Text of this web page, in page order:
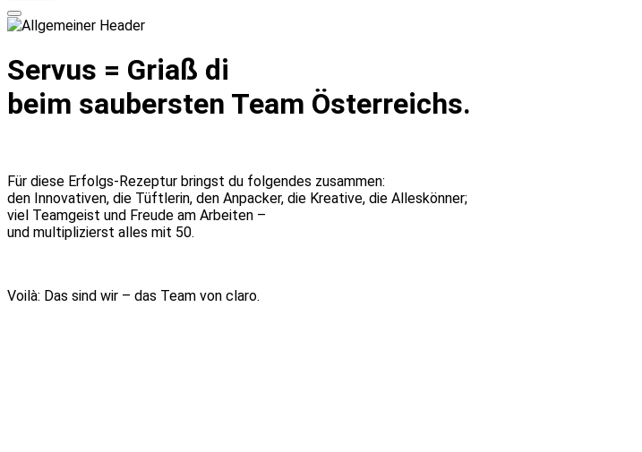
Servus = Griaß di
beim saubersten Team Österreichs.
Für diese Erfolgs-Rezeptur bringst du folgendes zusammen:
den Innovativen, die Tüftlerin, den Anpacker, die Kreative, die Alleskönner;
viel Teamgeist und Freude am Arbeiten –
und multiplizierst alles mit 50.
Voilà: Das sind wir – das Team von claro.